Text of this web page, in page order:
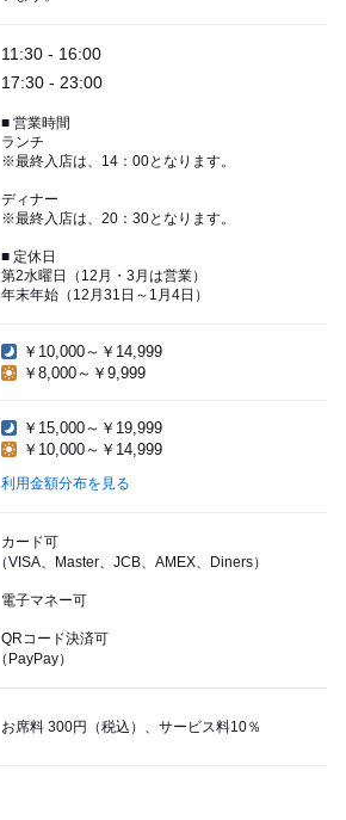
11:30 - 16:00
17:30 - 23:00
■ 営業時間
ランチ
※最終入店は、14：00となります。
ディナー
※最終入店は、20：30となります。
■ 定休日
第2水曜日（12月・3月は営業）
年末年始（12月31日～1月4日）
￥10,000～￥14,999
￥8,000～￥9,999
￥15,000～￥19,999
￥10,000～￥14,999
利用金額分布を見る
カード可
（VISA、Master、JCB、AMEX、Diners）
電子マネー可
QRコード決済可
（PayPay）
お席料 300円（税込）、サービス料10％